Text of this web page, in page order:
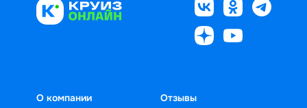
О компании
Отзывы